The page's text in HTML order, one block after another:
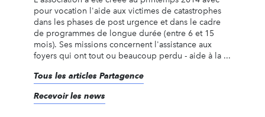
pour vocation l'aide aux victimes de catastrophes
dans les phases de post urgence et dans le cadre
de programmes de longue durée (entre 6 et 15
mois). Ses missions concernent l'assistance aux
foyers qui ont tout ou beaucoup perdu - aide à la ...
Tous les articles Partagence
Recevoir les news